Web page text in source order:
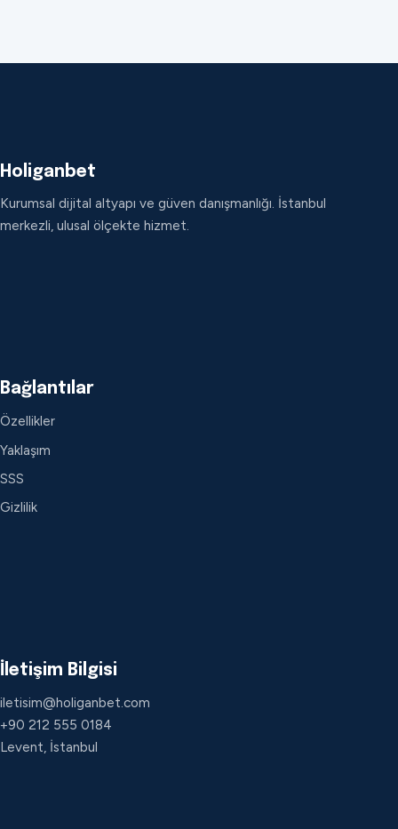
Holiganbet
Kurumsal dijital altyapı ve güven danışmanlığı. İstanbul
merkezli, ulusal ölçekte hizmet.
Bağlantılar
Özellikler
Yaklaşım
SSS
Gizlilik
İletişim Bilgisi
iletisim@holiganbet.com
+90 212 555 0184
Levent, İstanbul